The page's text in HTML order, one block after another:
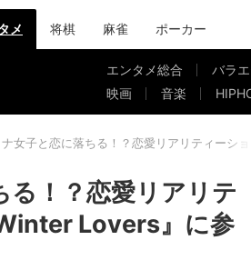
メ 将棋 麻雀 ポーカー
エンタメ総合 バラ
映画
音楽
女子と恋に落ちる！？恋愛リアリティーシ
る！？恋愛リアリテ
Lovers』に参